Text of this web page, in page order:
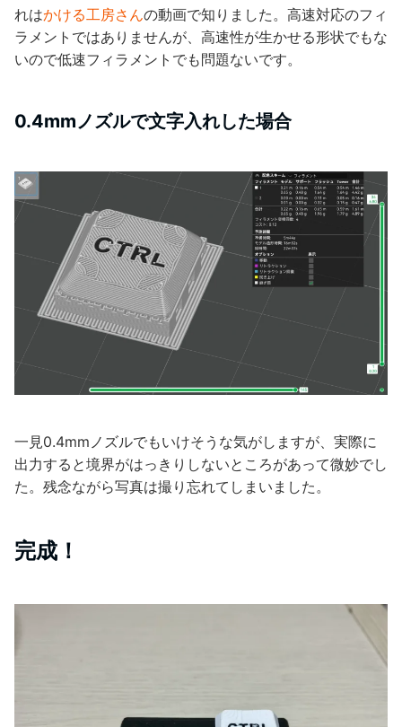
れはかける工房さんの動画で知りました。高速対応のフィ
ラメントではありませんが、高速性が生かせる形状でもな
いので低速フィラメントでも問題ないです。
0.4mmノズルで文字入れした場合
一見0.4mmノズルでもいけそうな気がしますが、実際に
出力すると境界がはっきりしないところがあって微妙でし
た。残念ながら写真は撮り忘れてしまいました。
完成！